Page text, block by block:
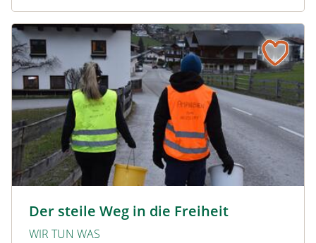
Der steile Weg in die Freiheit
WIR TUN WAS
Der steile Weg in die Freiheit